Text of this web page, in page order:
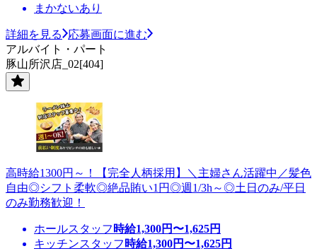
まかないあり
詳細を見る
応募画面に進む
アルバイト・パート
豚山所沢店_02[404]
高時給1300円～！【完全人柄採用】＼主婦さん活躍中／髪色
自由◎シフト柔軟◎絶品賄い1円◎週1/3h～◎土日のみ/平日
のみ勤務歓迎！
ホールスタッフ 時給1,300円〜1,625円
キッチンスタッフ 時給1,300円〜1,625円